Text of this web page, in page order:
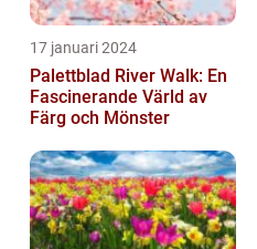
17 januari 2024
Palettblad River Walk: En
Fascinerande Värld av
Färg och Mönster